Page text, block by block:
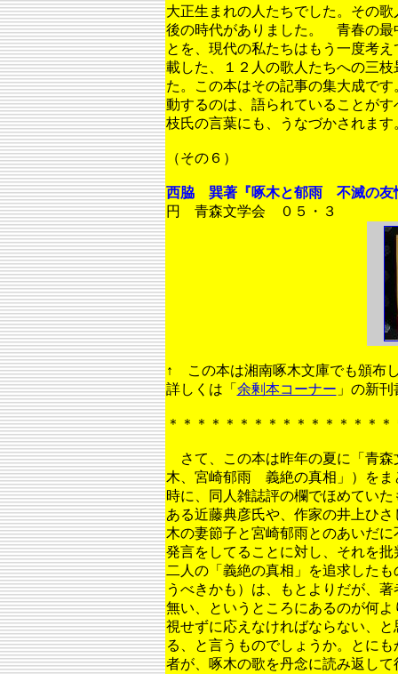
大正生まれの人たちでした。その
後の時代がありました。 青春の最
とを、現代の私たちはもう一度考
載した、１２人の歌人たちへの三
た。この本はその記事の集大成で
動するのは、語られていることが
枝氏の言葉にも、うなづかされます
（その６）
西脇 巽著『啄木と郁雨 不滅の
円 青森文学会 ０５・３
↑ この本は湘南啄木文庫でも頒布
詳しくは「 余剰本コーナー 」の新
＊＊＊＊＊＊＊＊＊＊＊＊＊＊＊＊
さて、この本は昨年の夏に「青森
木、宮崎郁雨 義絶の真相」）をま
時に、同人雑誌評の欄でほめてい
ある近藤典彦氏や、作家の井上ひ
木の妻節子と宮崎郁雨とのあいだ
発言をしてることに対し、それを
二人の「義絶の真相」を追求した
うべきかも）は、もとよりだが、
無い、というところにあるのが何
視せずに応えなければならない、
る、と言うものでしょうか。とに
者が、啄木の歌を丹念に読み返し